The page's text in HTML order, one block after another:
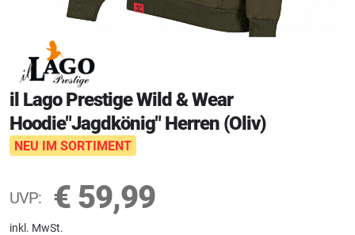
il Lago Prestige Wild & Wear
Hoodie"Jagdkönig" Herren (Oliv)
NEU IM SORTIMENT
UVP: € 59,99
inkl. MwSt.